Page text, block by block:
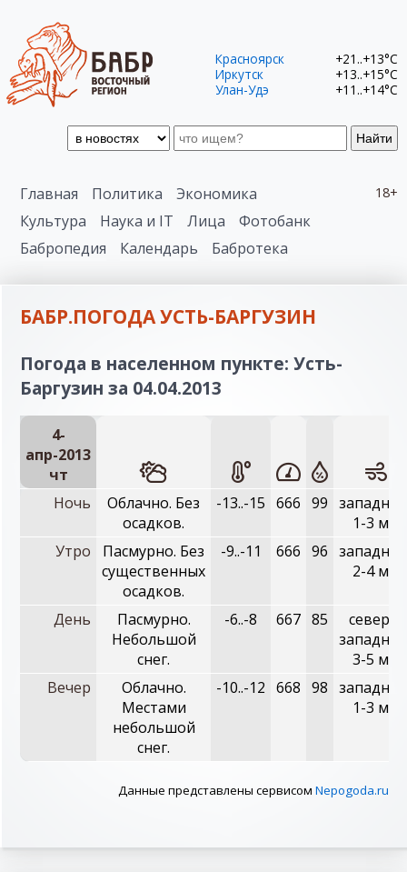
Найти
Красноярск
+21..+13°C
Иркутск
+13..+15°C
Улан-Удэ
+11..+14°C
18+
Главная Политика
Экономика
Культура
Наука и IT Лица
Фотобанк
Бабропедия
Календарь Бабротека
БАБР.ПОГОДА УСТЬ-БАРГУЗИН
Погода в населенном пункте: Усть-
Баргузин за 04.04.2013
4-
апр-2013
чт
Ночь
Облачно. Без
осадков.
-13..-15 666 99
1-3 м/с
Утро
Пасмурно. Без
существенных
осадков.
-9..-11 666 96
2-4 м/с
День
Пасмурно.
Небольшой
снег.
-6..-8 667 85
северо-
3-5 м/с
Вечер
Облачно.
Местами
небольшой
снег.
-10..-12 668 98
1-3 м/с
Данные представлены сервисом Nepogoda.ru